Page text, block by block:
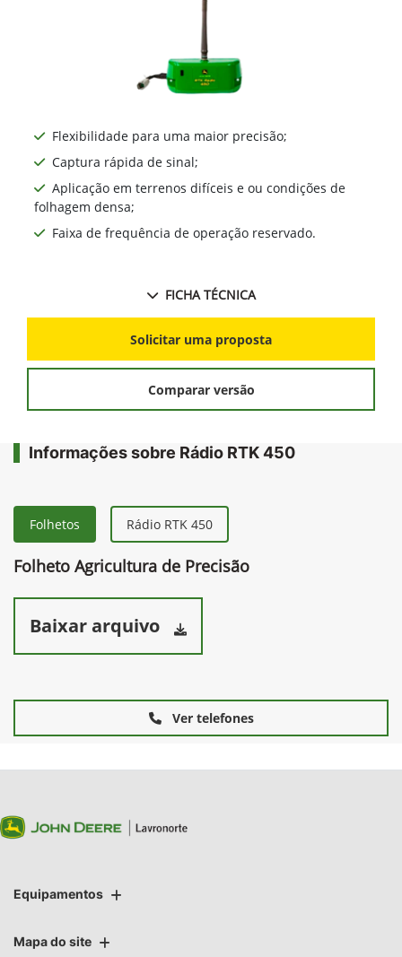
Flexibilidade para uma maior precisão;
Captura rápida de sinal;
Aplicação em terrenos difíceis e ou condições de
folhagem densa;
Faixa de frequência de operação reservado.
FICHA TÉCNICA
Solicitar uma proposta
Comparar versão
Informações sobre Rádio RTK 450
Folhetos Rádio RTK 450
Folheto Agricultura de Precisão
Baixar arquivo
Ver telefones
Equipamentos
Mapa do site